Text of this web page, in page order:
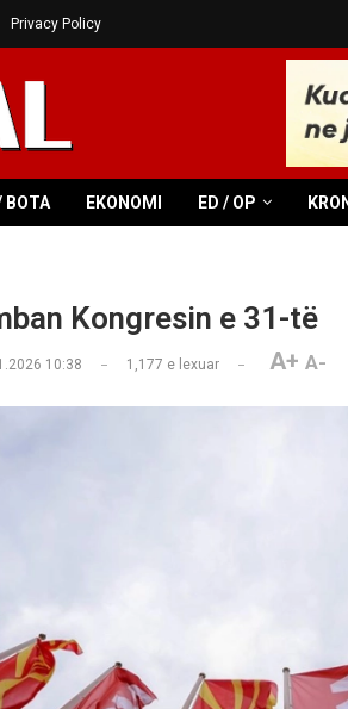
Privacy Policy
BOTA EKONOMI ED / OP
Kongresin e 31-të
10:38 1,177 e lexuar A+ A-